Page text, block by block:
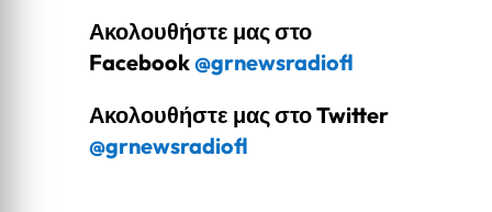
Ακολουθήστε μας στο
Facebook@grnewsradiofl
Ακολουθήστε μας στο Twitter
@grnewsradiofl